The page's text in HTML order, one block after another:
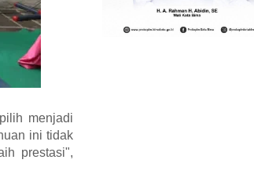
menjadi
ini tidak
prestasi",